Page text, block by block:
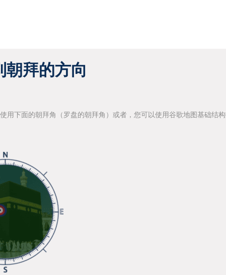
朝拜的方向
下面的朝拜角（罗盘的朝拜角）或者，您可以使用谷歌地图基础结